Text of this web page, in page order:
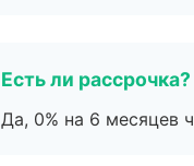
Есть ли рассрочка?
Да, 0% на 6 месяцев